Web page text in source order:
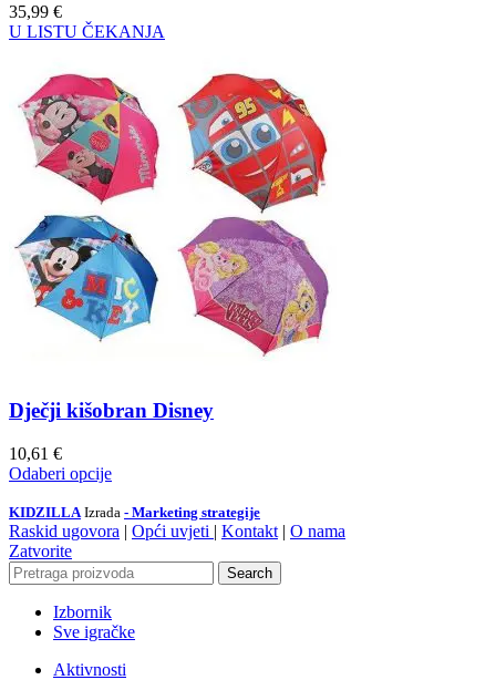
35,99 €
U LISTU ČEKANJA
Dječji kišobran Disney
10,61 €
Odaberi opcije
KIDZILLA Izrada - Marketing strategije
Raskid ugovora | Opći uvjeti | Kontakt | O nama
Zatvorite
Search
Izbornik
Sve igračke
Aktivnosti